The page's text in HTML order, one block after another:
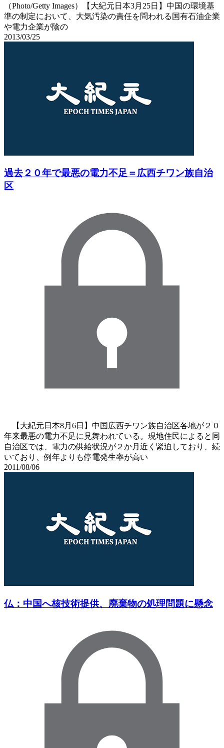
（Photo/Getty Images）【大紀元日本3月25日】中国の環境基
準の制定において、大気汚染の責任を問われる国有石油企業
や電力企業が陰の
2013/03/25
過去２０年で最悪の電力不足＝広西チワン族自治
区
【大紀元日本8月6日】中国広西チワン族自治区各地が２０
年来最悪の電力不足に見舞われている。現地住民によると同
自治区では、電力の供給状況が２か月近く緊迫しており、続
いており、例年よりも停電発生率が高い
2011/08/06
仏：中国へ核技術提供、廃棄物の処理問題に懸念